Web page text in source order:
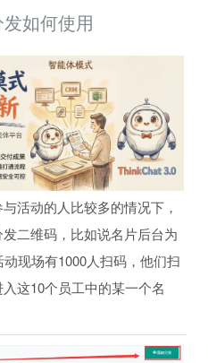
如何使用
活动的人比较多的情况下，
二维码，比如说名片后台为
现场有1000人扫码，他们扫
这10个员工中的某一个名